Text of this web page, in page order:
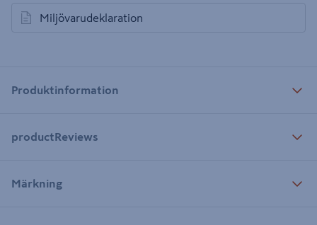
Miljövarudeklaration
öppnas i en ny flik
Produktinformation
productReviews
Märkning